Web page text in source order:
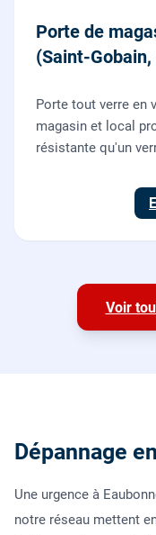
Porte de
(Saint-Gobain,
Porte tout verre en
magasin et local
résistante qu'un
avec sa
Voir
Dépannage
Une urgence à
notre réseau mettent